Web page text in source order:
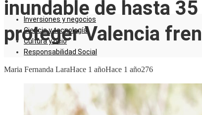
Inversiones y negocios
Ciencia y tecnología
Cultura y ocio
Responsabilidad Social
inundable de hasta
proteger Valencia
Maria Fernanda LaraHace 1 añoHace 1 año276